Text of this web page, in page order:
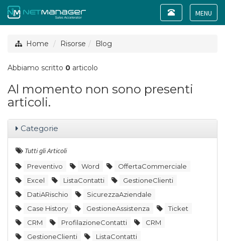
Toggle
Toggle
navigation
Home Risorse Blog
Abbiamo scritto 0 articolo
Al momento non sono presenti
articoli.
Categorie
Tutti gli Articoli
Preventivo Word
OffertaCommerciale
Excel
ListaContatti
GestioneClienti
DatiARischio
SicurezzaAziendale
Case History
GestioneAssistenza
Ticket
CRM
ProfilazioneContatti
CRM
GestioneClienti
ListaContatti